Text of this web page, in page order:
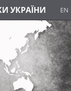
УКРАЇНИ EN